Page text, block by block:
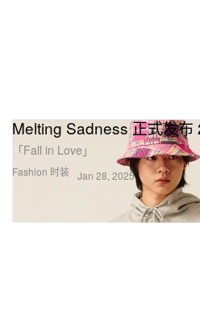
Fashion 时装
Melting Sadness 正式发布
「Fall in Love」
Jan 28, 2025